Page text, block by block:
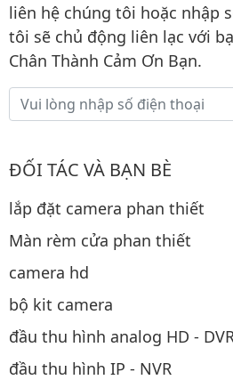
liên hệ chúng tôi hoặc nhập
tôi sẽ chủ động liên lạc với
Chân Thành Cảm Ơn Bạn.
ĐỐI TÁC VÀ BẠN BÈ
lắp đặt camera phan thiết
Màn rèm cửa phan thiết
camera hd
bộ kit camera
đầu thu hình analog HD -
đầu thu hình IP - NVR